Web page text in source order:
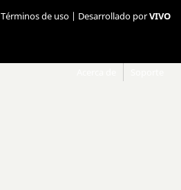
Términos de uso | Desarrollado porVIVO